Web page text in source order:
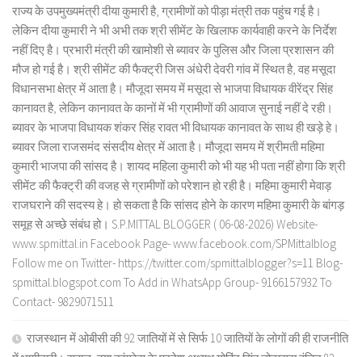
राज्य के उपमुख्यमंत्री दीया कुमारी है, ग्रामीणों को पीड़ा मंत्री तक पहुंच गई है।
लेकिन दीया कुमारी ने भी अभी तक श्री सीमेंट के खिलाफ कार्यवाही करने के निर्देश
नहीं दिए है। प्रभारी मंत्री की खामोशी से ब्यावर के पुलिस और जिला प्रशासन की
मौज हो गई है। श्री सीमेंट की फैक्ट्री जिस अंधेरी देवरी गांव में स्थित है, वह मसूदा
विधानसभा क्षेत्र में आता है। मौजूदा समय में मसूदा से भाजपा विधायक वीरेंद्र सिंह
कानावत है, लेकिन कानावत के कानों में भी ग्रामीणों की आवाज सुनाई नहीं दे रही।
ब्यावर के भाजपा विधायक शंकर सिंह रावत भी विधायक कानावत के साथ ही खड़े हे।
ब्यावर जिला राजसमंद संसदीय क्षेत्र में आता है। मौजूदा समय में श्रीमती महिमा
कुमारी भाजपा की सांसद है। शायद महिला कुमारी को भी यह भी पता नहीं होगा कि श्री
सीमेंट की फैक्ट्री की वजह से ग्रामीणों को परेशान हो रही है। महिमा कुमारी मेवाड़
राजघराने की सदस्य हे। हो सकता है कि सांसद होने के कारण महिमा कुमारी के बांगड़
समूह से अच्छे संबंध हो। S.P.MITTAL BLOGGER ( 06-08-2026) Website-
www.spmittal.in Facebook Page- www.facebook.com/SPMittalblog
Follow me on Twitter- https://twitter.com/spmittalblogger?s=11 Blog-
spmittal.blogspot.com To Add in WhatsApp Group- 9166157932 To
Contact- 9829071511
राजस्थान में ओबीसी की 92 जातियों में से सिर्फ 10 जातियों के लोगों की ही राजनीति